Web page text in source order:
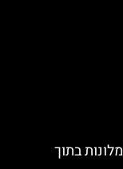
בתוך